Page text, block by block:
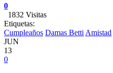
0
1832 Visitas
Etiquetas:
Cumpleaños Damas Betti Amistad
JUN
13
0